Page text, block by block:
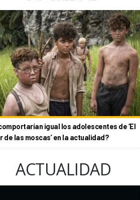
igual los adolescentes de ‘El
de las moscas’ en la actualidad?
ACTUALIDAD